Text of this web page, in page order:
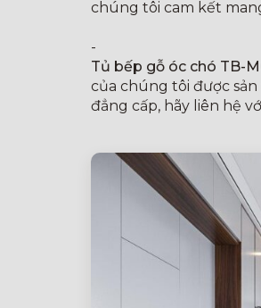
chúng tôi cam kết
-
Tủ bếp gỗ óc chó TB-
của chúng tôi được
đẳng cấp, hãy liên hệ